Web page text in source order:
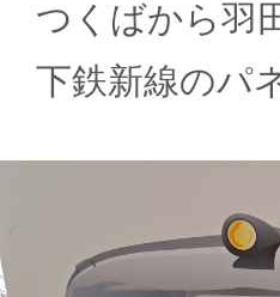
つくばから羽
下鉄新線のパ